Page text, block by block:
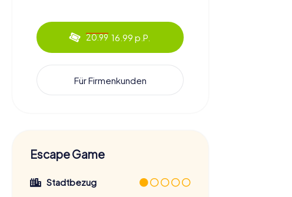
20.99 16.99 p.P.
Für Firmenkunden
Escape Game
Stadtbezug